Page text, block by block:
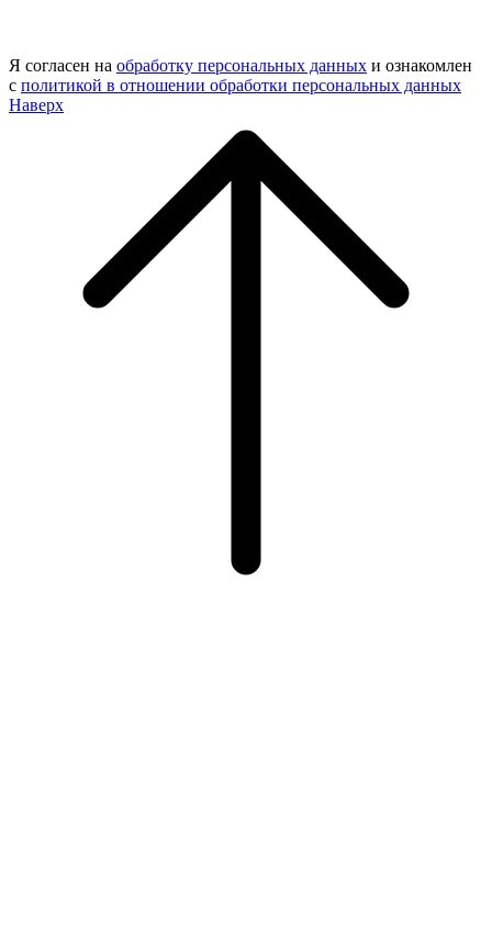
Я согласен на обработку персональных данных и ознакомлен
с политикой в отношении обработки персональных данных
Наверх